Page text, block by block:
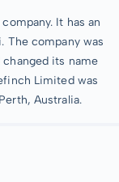
It has an
The company was
its name
Limited was
Australia.